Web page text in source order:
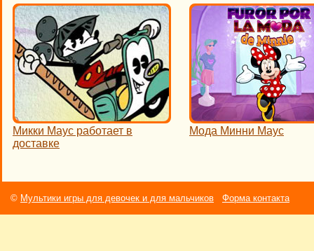
Микки Маус работает в
доставке
Мода Минни Маус
© Мультики игры для девочек и для мальчиков Форма контакта